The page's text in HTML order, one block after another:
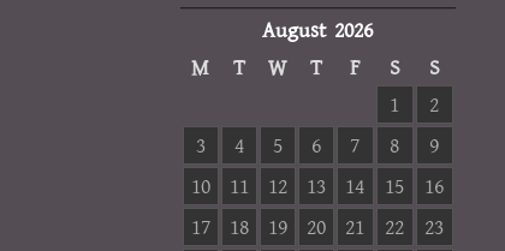
August 2026
M
T W T F S
S
1
2
3
4 5 6 7 8
9
10
11 12 13 14 15
16
17
18 19 20 21 22
23